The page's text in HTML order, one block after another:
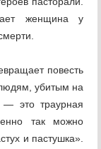
женщина у
повесть
убитым на
это траурная
так можно
и пастушка».